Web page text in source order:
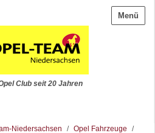
Menü
Club seit 20 Jahren
Niedersachsen / Opel Fahrzeuge
/